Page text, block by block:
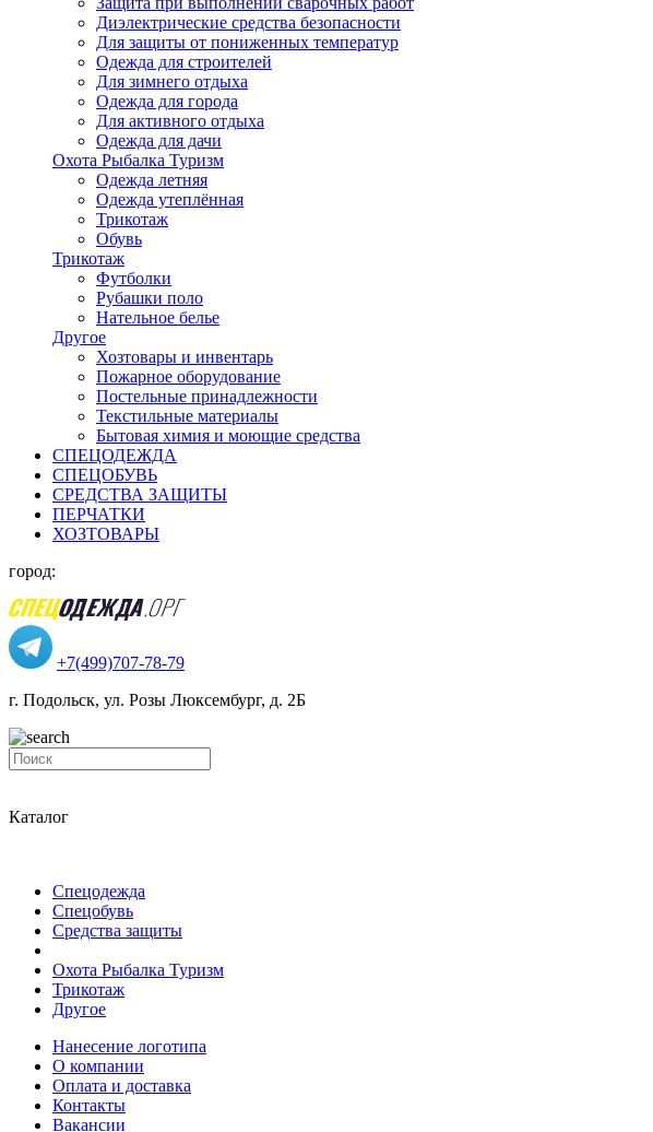
Диэлектрические средства безопасности
Для защиты от пониженных температур
Одежда для строителей
Для зимнего отдыха
Одежда для города
Для активного отдыха
Одежда для дачи
Охота Рыбалка Туризм
Одежда летняя
Одежда утеплённая
Трикотаж
Обувь
Трикотаж
Футболки
Рубашки поло
Нательное белье
Другое
Хозтовары и инвентарь
Пожарное оборудование
Постельные принадлежности
Текстильные материалы
Бытовая химия и моющие средства
СПЕЦОДЕЖДА
СПЕЦОБУВЬ
СРЕДСТВА ЗАЩИТЫ
ПЕРЧАТКИ
ХОЗТОВАРЫ
город:
+7(499)707-78-79
г. Подольск, ул. Розы Люксембург, д. 2Б
Каталог
Спецодежда
Спецобувь
Средства защиты
Охота Рыбалка Туризм
Трикотаж
Другое
Нанесение логотипа
О компании
Оплата и доставка
Контакты
Вакансии